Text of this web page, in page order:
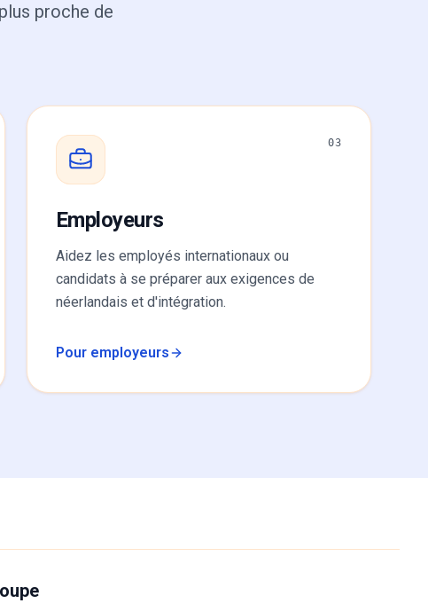
proche de
03
Employeurs
Aidez les employés internationaux ou
candidats à se préparer aux exigences de
néerlandais et d'intégration.
Pour employeurs